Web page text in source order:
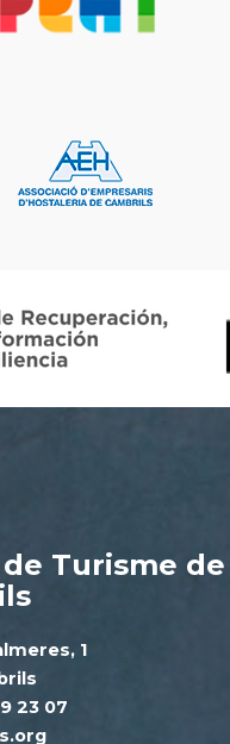
Turisme de
1
23 07